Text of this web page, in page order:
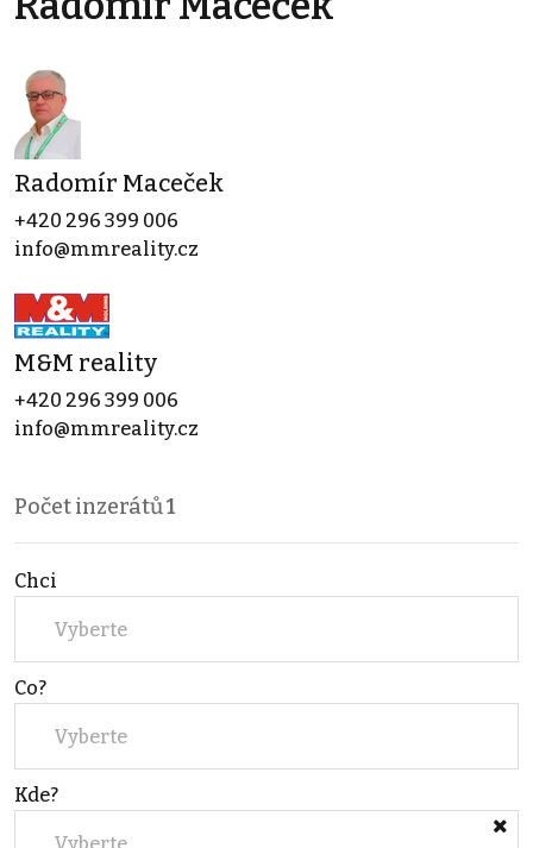
Radomír Maceček
+420 296 399 006
info@mmreality.cz
M&M reality
+420 296 399 006
info@mmreality.cz
Počet inzerátů1
Chci
Vyberte
Co?
Vyberte
Kde?
Vyberte